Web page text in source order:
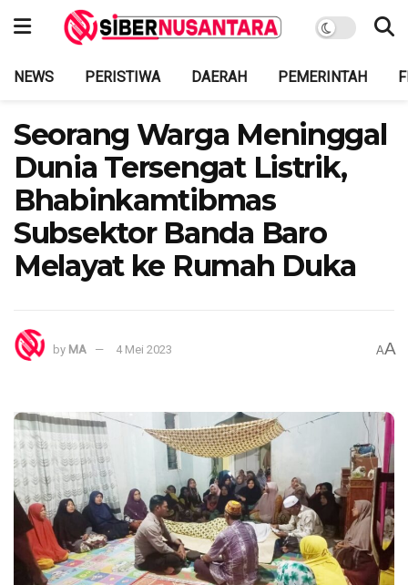
NEWS PERISTIWA DAERAH PEMERINTAH
Seorang Warga Meninggal
Dunia Tersengat Listrik,
Bhabinkamtibmas
Subsektor Banda Baro
Melayat ke Rumah Duka
by MA 4 Mei 2023 AA